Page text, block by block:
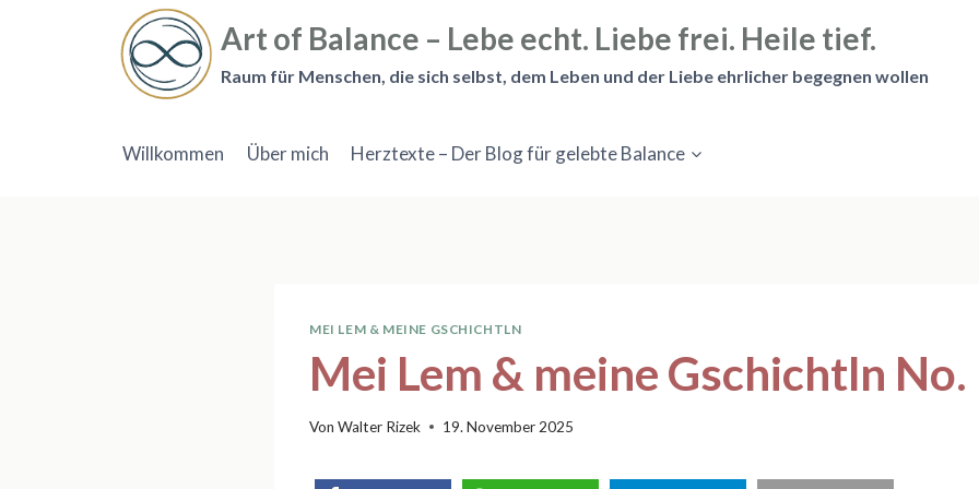
Art of Balance – Lebe echt. Liebe frei. Heile tief.
Raum für Menschen, die sich selbst, dem Leben und der Liebe ehrlicher begegnen wollen
Willkommen Über mich Herztexte – Der Blog für gelebte Balance
MEI LEM & MEINE GSCHICHTLN
Mei Lem & meine Gschichtln No.
Von Walter Rizek 19. November 2025